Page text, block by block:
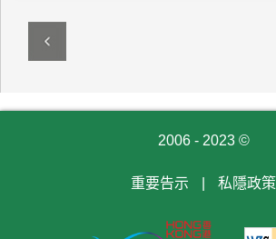
2006 - 2023 ©
重要告示 私隱政策